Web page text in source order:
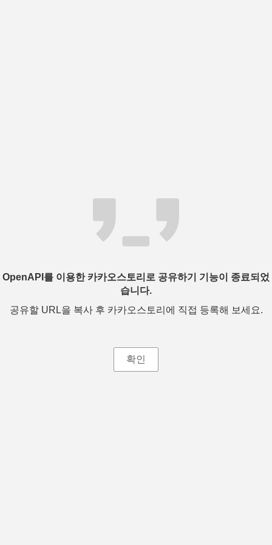
OpenAPI를 이용한 카카오스토리로 공유하기 기능이 종료되었
습니다.
공유할 URL을 복사 후 카카오스토리에 직접 등록해 보세요.
확인